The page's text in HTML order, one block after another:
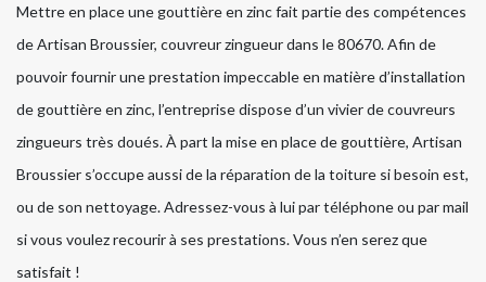
Mettre en place une gouttière en zinc fait partie des compétences
de Artisan Broussier, couvreur zingueur dans le 80670. Afin de
pouvoir fournir une prestation impeccable en matière d’installation
de gouttière en zinc, l’entreprise dispose d’un vivier de couvreurs
zingueurs très doués. À part la mise en place de gouttière, Artisan
Broussier s’occupe aussi de la réparation de la toiture si besoin est,
ou de son nettoyage. Adressez-vous à lui par téléphone ou par mail
si vous voulez recourir à ses prestations. Vous n’en serez que
satisfait !